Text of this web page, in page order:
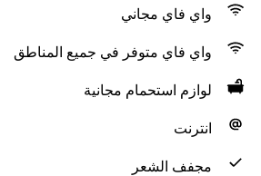
واي فاي مجاني
واي فاي متوفر في جميع المناطق
لوازم استحمام مجانية
انترنت
مجفف الشعر